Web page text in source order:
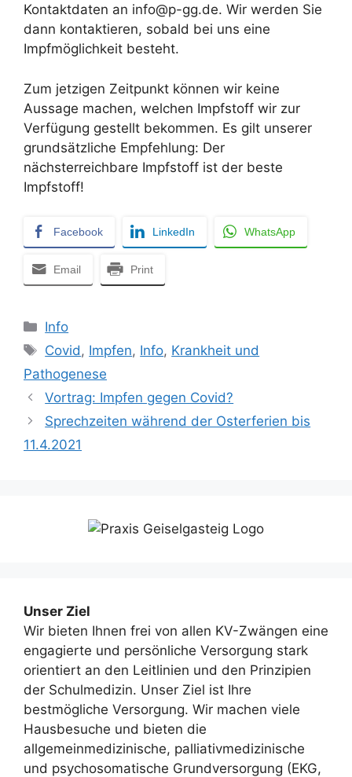
Kontaktdaten an info@p-gg.de. Wir werden Sie
dann kontaktieren, sobald bei uns eine
Impfmöglichkeit besteht.
Zum jetzigen Zeitpunkt können wir keine
Aussage machen, welchen Impfstoff wir zur
Verfügung gestellt bekommen. Es gilt unserer
grundsätzliche Empfehlung: Der
nächsterreichbare Impfstoff ist der beste
Impfstoff!
Facebook LinkedIn WhatsApp
Email Print
Kategorien
Info
Schlagwörter
Covid, Impfen, Info, Krankheit und
Pathogenese
Vortrag: Impfen gegen Covid?
Sprechzeiten während der Osterferien bis
11.4.2021
Unser Ziel
Wir bieten Ihnen frei von allen KV-Zwängen eine
engagierte und persönliche Versorgung stark
orientiert an den Leitlinien und den Prinzipien
der Schulmedizin. Unser Ziel ist Ihre
bestmögliche Versorgung. Wir machen viele
Hausbesuche und bieten die
allgemeinmedizinische, palliativmedizinische
und psychosomatische Grundversorgung (EKG,